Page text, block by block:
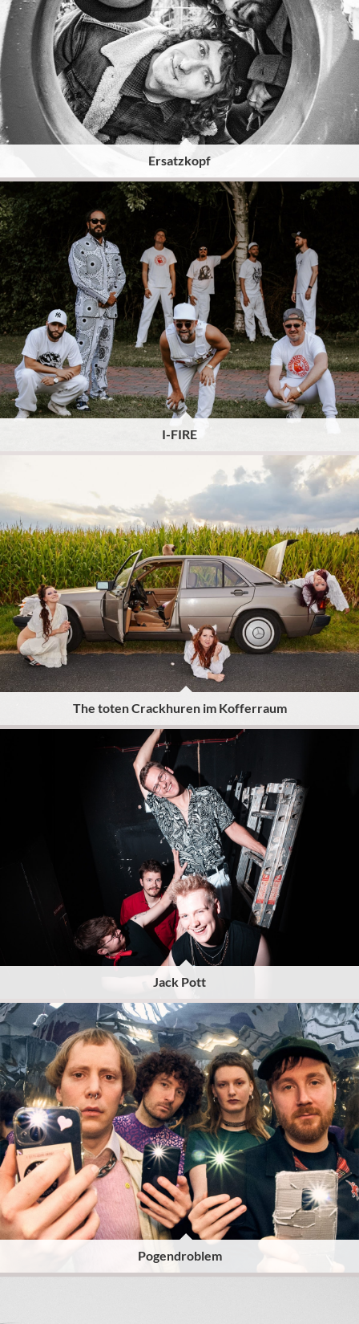
Ersatzkopf
I-FIRE
The toten Crackhuren im Kofferraum
Jack Pott
Pogendroblem